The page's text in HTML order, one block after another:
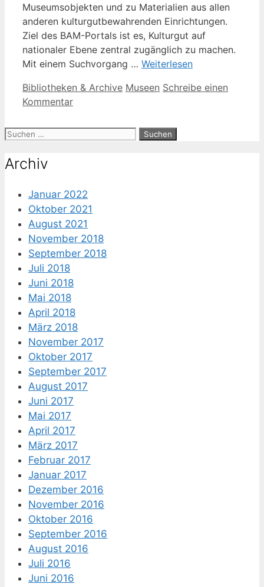
Museumsobjekten und zu Materialien aus allen
anderen kulturgutbewahrenden Einrichtungen.
Ziel des BAM-Portals ist es, Kulturgut auf
nationaler Ebene zentral zugänglich zu machen.
Mit einem Suchvorgang … Weiterlesen
Kategorien
Bibliotheken & Archive Schlagwörter
Museen Schreibe einen
Kommentar
Suche
Archiv
Januar 2022
Oktober 2021
August 2021
November 2018
September 2018
Juli 2018
Juni 2018
Mai 2018
April 2018
März 2018
November 2017
Oktober 2017
September 2017
August 2017
Juni 2017
Mai 2017
April 2017
März 2017
Februar 2017
Januar 2017
Dezember 2016
November 2016
Oktober 2016
September 2016
August 2016
Juli 2016
Juni 2016